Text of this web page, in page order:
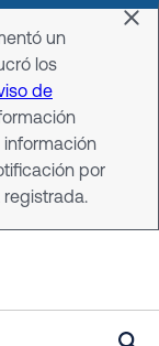
un
los
de
información
por
registrada.